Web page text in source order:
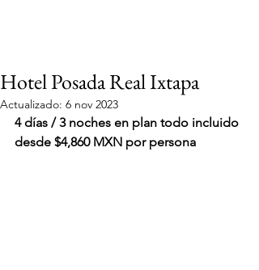
Hotel Posada Real Ixtapa
Actualizado: 6 nov 2023
4 días / 3 noches en plan todo incluido
desde $4,860 MXN por persona